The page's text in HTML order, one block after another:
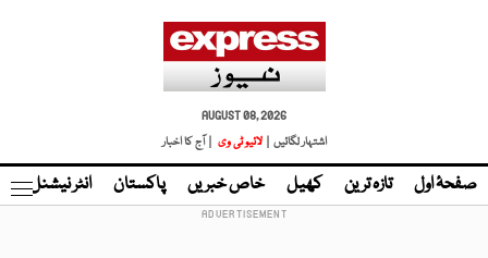
AUGUST 08, 2026
اشتہار لگائیں |
لائیو ٹی وی | آج کا اخبار
صفحۂ اول تازہ ترین کھیل خاص خبریں پاکستان انٹر نیشنل